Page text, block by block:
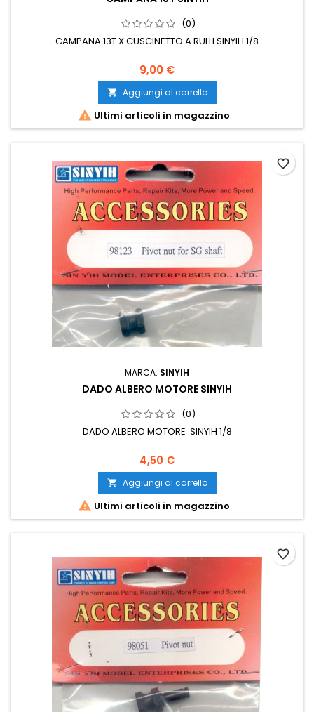
(0)
CAMPANA 13T X CUSCINETTO A RULLI SINYIH 1/8
9,00 €
 Aggiungi al carrello
 Ultimi articoli in magazzino
MARCA: SINYIH
DADO ALBERO MOTORE SINYIH
(0)
DADO ALBERO MOTORE SINYIH 1/8
4,50 €
 Aggiungi al carrello
 Ultimi articoli in magazzino
favorite_border
favorite_border